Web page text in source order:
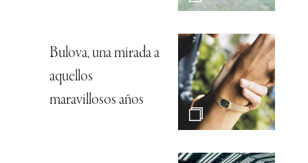
Bulova, una mirada a
aquellos
maravillosos años